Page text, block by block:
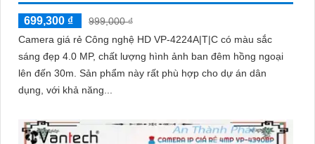
699,300 ₫
999,000 ₫
Camera giá rẻ Công nghệ HD VP-4224A|T|C có màu sắc
sáng đẹp 4.0 MP, chất lượng hình ảnh ban đêm hồng ngoại
lên đến 30m. Sản phẩm này rất phù hợp cho dự án dân
dụng, với khả năng...